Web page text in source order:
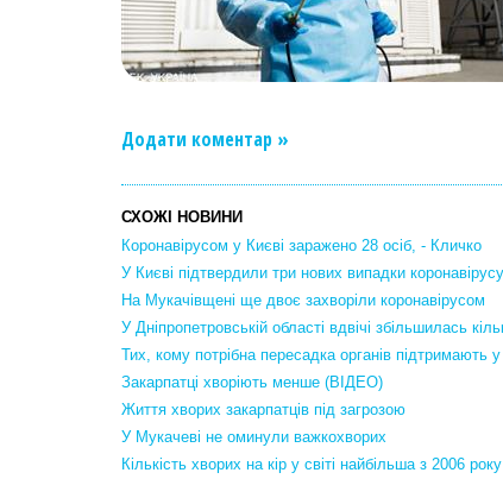
Додати коментар »
СХОЖІ НОВИНИ
Коронавірусом у Києві заражено 28 осіб, - Кличко
У Києві підтвердили три нових випадки коронавірусу
На Мукачівщені ще двоє захворіли коронавірусом
У Дніпропетровській області вдвічі збільшилась
Тих, кому потрібна пересадка органів підтримають
Закарпатці хворіють менше (ВІДЕО)
Життя хворих закарпатців під загрозою
У Мукачеві не оминули важкохворих
Кількість хворих на кір у світі найбільша з 2006